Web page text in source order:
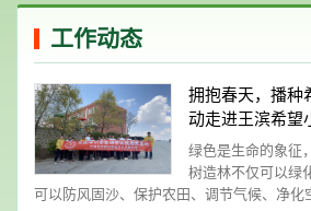
工作动态
拥抱春天，播
动走进王滨希望
绿色是生命的象征
树造林不仅可以绿
可以防风固沙、保护农田、调节气候、净化